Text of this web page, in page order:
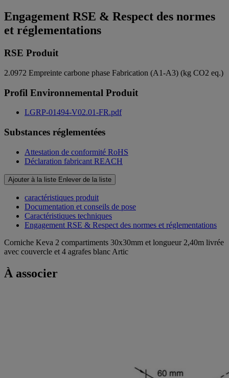
Engagement RSE & Respect des normes
et réglementations
RSE Produit
2.0972 Empreinte carbone phase Fabrication (A1-A3) (kg CO2 eq.)
Profil Environnemental Produit
LGRP-01494-V02.01-FR.pdf
Substances réglementées
Attestation de conformité RoHS
Déclaration fabricant REACH
Ajouter à la liste Enlever de la liste
caractéristiques produit
Documentation et conseils de pose
Caractéristiques techniques
Engagement RSE & Respect des normes et réglementations
Corniche Keva 2 compartiments 30x30mm et longueur 2,40m livrée
avec couvercle et 4 agrafes blanc Artic
À associer